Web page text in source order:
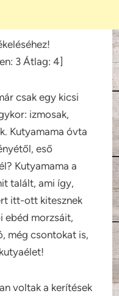
3Átlag: 4]
csak egy kicsi
izmosak,
Kutyamama óvta
eső
Kutyamama a
talált, ami így,
itt-ott kitesznek
ebéd morzsáit,
még csontokat is,
voltak a kerítések